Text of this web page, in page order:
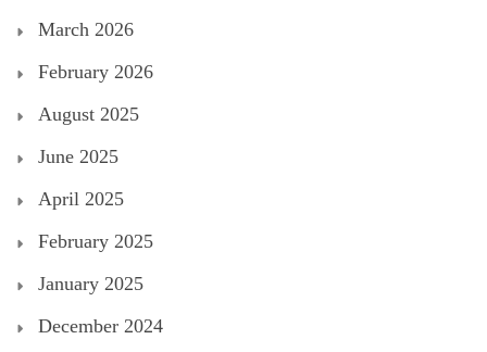
March 2026
February 2026
August 2025
June 2025
April 2025
February 2025
January 2025
December 2024